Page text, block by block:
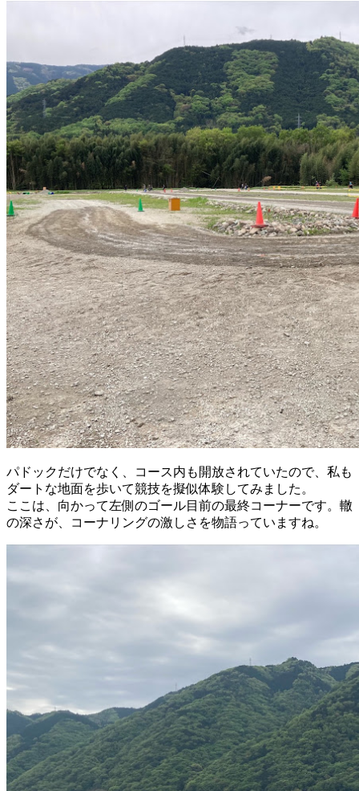
パドックだけでなく、コース内も開放されていたので、私も
ダートな地面を歩いて競技を擬似体験してみました。
ここは、向かって左側のゴール目前の最終コーナーです。轍
の深さが、コーナリングの激しさを物語っていますね。